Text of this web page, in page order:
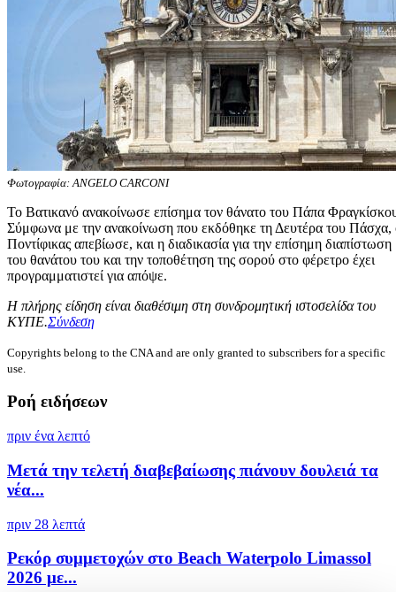
Φωτογραφία: ANGELO CARCONI
Το Βατικανό ανακοίνωσε επίσημα τον θάνατο του Πάπα
Σύμφωνα με την ανακοίνωση που εκδόθηκε τη Δευτέρα του Πάσχα,
Ποντίφικας απεβίωσε, και η διαδικασία για την επίσημη διαπίστωση
του θανάτου του και την τοποθέτηση της σορού στο φέρετρο έχει
προγραμματιστεί για απόψε.
Η πλήρης είδηση είναι διαθέσιμη στη συνδρομητική ιστοσελίδα του
ΚΥΠΕ.Σύνδεση
Copyrights belong to the CNA and are only granted to subscribers for a specific
use.
Ροή ειδήσεων
πριν ένα λεπτό
Μετά την τελετή διαβεβαίωσης πιάνουν δουλειά τα
νέα...
πριν 28 λεπτά
Ρεκόρ συμμετοχών στο Beach Waterpolo Limassol
2026 με...